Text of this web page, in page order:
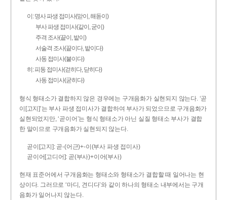
이: 명사 파생 접미사(맏이, 해돋이)
부사 파생 접미사(같이, 굳이)
주격 조사(끝이, 밭이)
서술격 조사(끝이다, 밭이다)
사동 접미사(붙이다)
히: 피동 접미사(걷히다, 닫히다)
사동 접미사(굳히다)
형식 형태소가 결합하지 않은 경우에는 구개음화가 실현되지 않는다. ‘곧
이[고지]’는 부사 파생 접미사가 결합하여 부사가 되었으므로 구개음화가
실현되었지만, ‘곧이어’는 형식 형태소가 아닌 실질 형태소 부사가 결합
한 말이므로 구개음화가 실현되지 않는다.
곧이[고지]: 곧-­(어근)+­-이(부사 파생 접미사)
곧이어[고디어]: 곧(부사)+이어(부사)
현재 표준어에서 구개음화는 형태소와 형태소가 결합할 때 일어나는 현
상이다. 그러므로 ‘마디, 견디다’와 같이 하나의 형태소 내부에서는 구개
음화가 일어나지 않는다.